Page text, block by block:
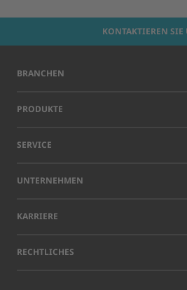
KONTAKTIEREN SIE
BRANCHEN
PRODUKTE
SERVICE
UNTERNEHMEN
KARRIERE
RECHTLICHES